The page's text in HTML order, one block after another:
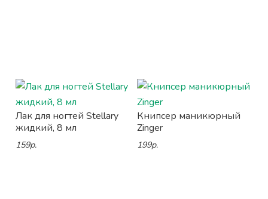
Лак для ногтей Stellary
жидкий, 8 мл
159р.
Книпсер маникюрный
Zinger
199р.